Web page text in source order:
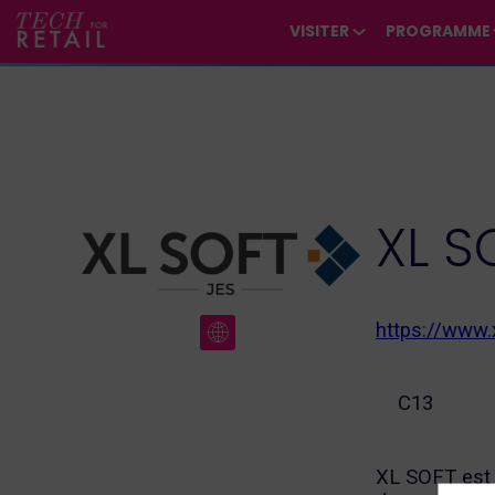
VISITER PROGRAMME
XL
https://
C13
XL SOFT
*/*/
*/